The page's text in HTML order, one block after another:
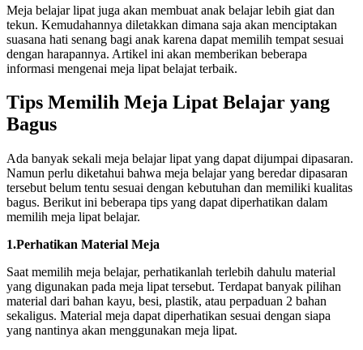
Meja belajar lipat juga akan membuat anak belajar lebih giat dan
tekun. Kemudahannya diletakkan dimana saja akan menciptakan
suasana hati senang bagi anak karena dapat memilih tempat sesuai
dengan harapannya. Artikel ini akan memberikan beberapa
informasi mengenai meja lipat belajat terbaik.
Tips Memilih Meja Lipat Belajar yang
Bagus
Ada banyak sekali meja belajar lipat yang dapat dijumpai dipasaran.
Namun perlu diketahui bahwa meja belajar yang beredar dipasaran
tersebut belum tentu sesuai dengan kebutuhan dan memiliki kualitas
bagus. Berikut ini beberapa tips yang dapat diperhatikan dalam
memilih meja lipat belajar.
1.Perhatikan Material Meja
Saat memilih meja belajar, perhatikanlah terlebih dahulu material
yang digunakan pada meja lipat tersebut. Terdapat banyak pilihan
material dari bahan kayu, besi, plastik, atau perpaduan 2 bahan
sekaligus. Material meja dapat diperhatikan sesuai dengan siapa
yang nantinya akan menggunakan meja lipat.